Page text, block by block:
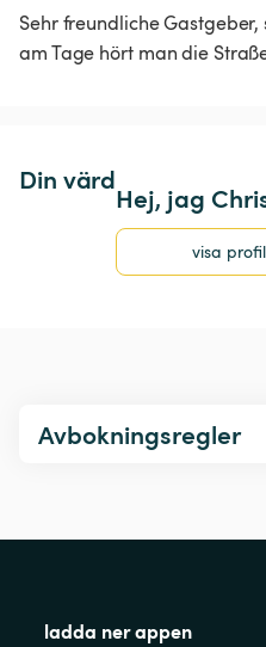
Sehr freundliche
am Tage hört man die
Din värd
Hej, jag
visa profil
Avbokningsregler
ladda ner appen